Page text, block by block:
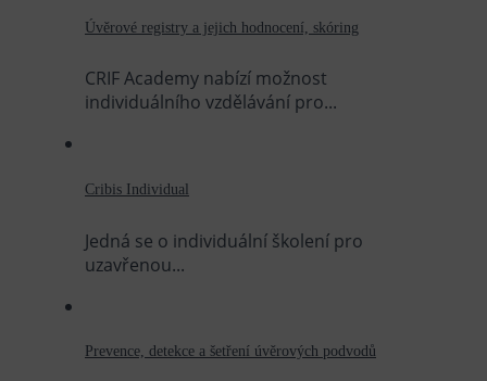
Úvěrové registry a jejich hodnocení, skóring
CRIF Academy nabízí možnost
individuálního vzdělávání pro...
Cribis Individual
Jedná se o individuální školení pro
uzavřenou...
Prevence, detekce a šetření úvěrových podvodů